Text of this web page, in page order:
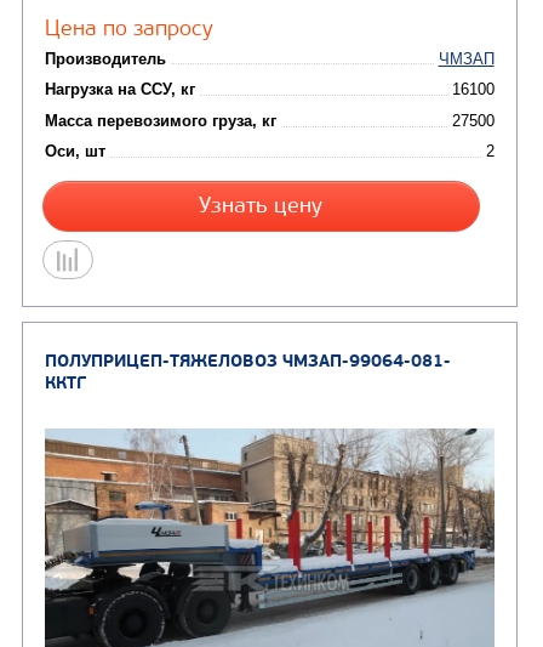
Цена по запросу
Производитель
Нагрузка на ССУ, кг
Масса перевозимого груза, кг
Оси, шт